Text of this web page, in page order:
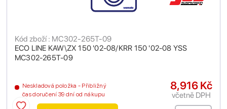
ECO LINE KAW\ZX 150 '02-08/KRR 150 '02-08 YSS
MC302-265T-09
Kód zboží : MC302-265T-09
Neskladová položka - Přibližný
čas doručení 39 dní od nákupu
8,916 Kč
včetně DPH